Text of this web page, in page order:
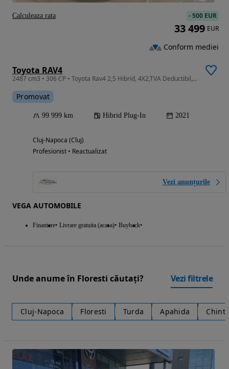
Toyota RAV4
2487 cm3 • 306 CP • Toyota Rav4 2,5 Hibrid, 4X2,TVA Deductibil,Garantie 2032,Rate,Leasing
Promovat
99 999 km Hibrid Plug-In 2021
Cluj-Napoca (Cluj)
Profesionist • Reactualizat
Vezi anunțurile
VEGA AUTOMOBILE
Finantare Livrare gratuita (acasa) Buyback
-500 EUR
33 499 EUR
Conform mediei
Calculeaza rata
Unde anume în Floresti căutați? Vezi filtrele
Cluj-Napoca Floresti Turda Apahida